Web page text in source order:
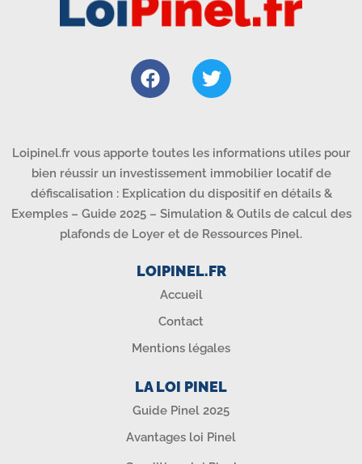
Loipinel.fr vous apporte toutes les informations utiles pour
bien réussir un investissement immobilier locatif de
défiscalisation : Explication du dispositif en détails &
Exemples – Guide 2025 – Simulation & Outils de calcul des
plafonds de Loyer et de Ressources Pinel.
LOIPINEL.FR
Accueil
Contact
Mentions légales
LA LOI PINEL
Guide Pinel 2025
Avantages loi Pinel